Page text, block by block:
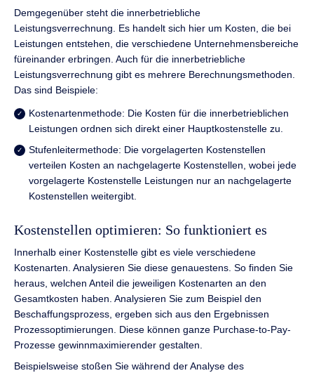
Demgegenüber steht die innerbetriebliche
Leistungsverrechnung. Es handelt sich hier um Kosten, die bei
Leistungen entstehen, die verschiedene Unternehmensbereiche
füreinander erbringen. Auch für die innerbetriebliche
Leistungsverrechnung gibt es mehrere Berechnungsmethoden.
Das sind Beispiele:
Kostenartenmethode: Die Kosten für die innerbetrieblichen
Leistungen ordnen sich direkt einer Hauptkostenstelle zu.
Stufenleitermethode: Die vorgelagerten Kostenstellen
verteilen Kosten an nachgelagerte Kostenstellen, wobei jede
vorgelagerte Kostenstelle Leistungen nur an nachgelagerte
Kostenstellen weitergibt.
Kostenstellen optimieren: So funktioniert es
Innerhalb einer Kostenstelle gibt es viele verschiedene
Kostenarten. Analysieren Sie diese genauestens. So finden Sie
heraus, welchen Anteil die jeweiligen Kostenarten an den
Gesamtkosten haben. Analysieren Sie zum Beispiel den
Beschaffungsprozess, ergeben sich aus den Ergebnissen
Prozessoptimierungen. Diese können ganze Purchase-to-Pay-
Prozesse gewinnmaximierender gestalten.
Beispielsweise stoßen Sie während der Analyse des